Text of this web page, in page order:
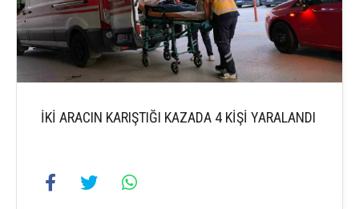
İKİ ARACIN KARIŞTIĞI KAZADA 4 KİŞİ YARALANDI